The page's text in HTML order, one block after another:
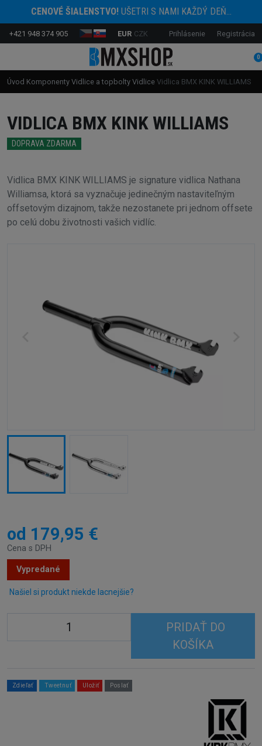
CENOVÉ ŠIALENSTVO!UŠETRI S NAMI KAŽDÝ DEŇ...
+421 948 374 905 EUR CZK Prihlásenie Registrácia
0
Úvod Komponenty Vidlice a topbolty Vidlice Vidlica BMX KINK WILLIAMS
VIDLICA BMX KINK WILLIAMS
DOPRAVA ZDARMA
Vidlica BMX KINK WILLIAMS je signature vidlica Nathana
Williamsa, ktorá sa vyznačuje jedinečným nastaviteľným
offsetovým dizajnom, takže nezostanete pri jednom offsete
po celú dobu životnosti vašich vidlíc.
od 179,95 €
Cena s DPH
Vypredané
Našiel si produkt niekde lacnejšie?
PRIDAŤ DO
KOŠÍKA
Zdieľať Tweetnuť Uložiť Poslať